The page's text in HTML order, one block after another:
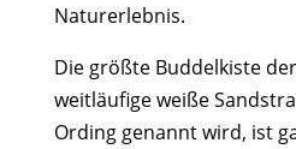
Naturerlebnis.
Die größte Buddelkiste
weitläufige weiße
Ording genannt wird, ist